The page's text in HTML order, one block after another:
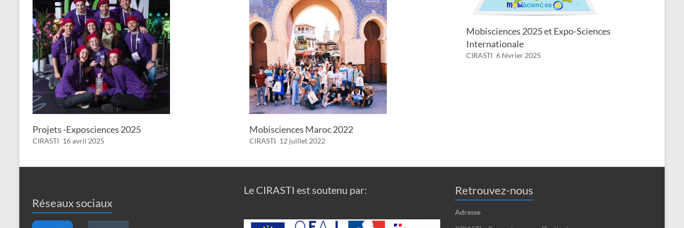
Projets -Exposciences 2025
CIRASTI 16 avril 2025
Mobisciences Maroc 2022
CIRASTI 12 juillet 2022
Mobisciences 2025 et Expo-Sciences
Internationale
CIRASTI 6 février 2025
Réseaux sociaux
Le CIRASTI est soutenu par: Retrouvez-nous
Adresse